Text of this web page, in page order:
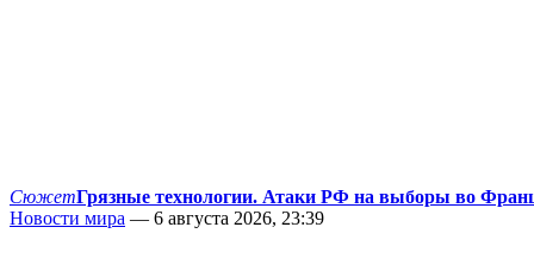
СюжетГрязные технологии. Атаки РФ на выборы во
Новости мира — 6 августа 2026, 23:39